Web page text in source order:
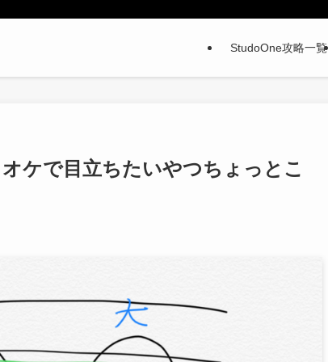
StudoOne攻略一覧
ケで目立ちたいやつちょっとこ